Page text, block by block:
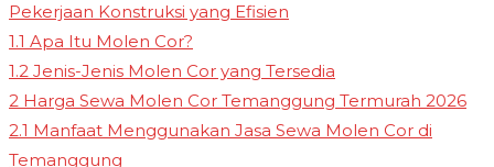
Pekerjaan Konstruksi yang Efisien
1.1 Apa Itu Molen Cor?
1.2 Jenis-Jenis Molen Cor yang Tersedia
2 Harga Sewa Molen Cor Temanggung Termurah 2026
2.1 Manfaat Menggunakan Jasa Sewa Molen Cor di
Temanggung